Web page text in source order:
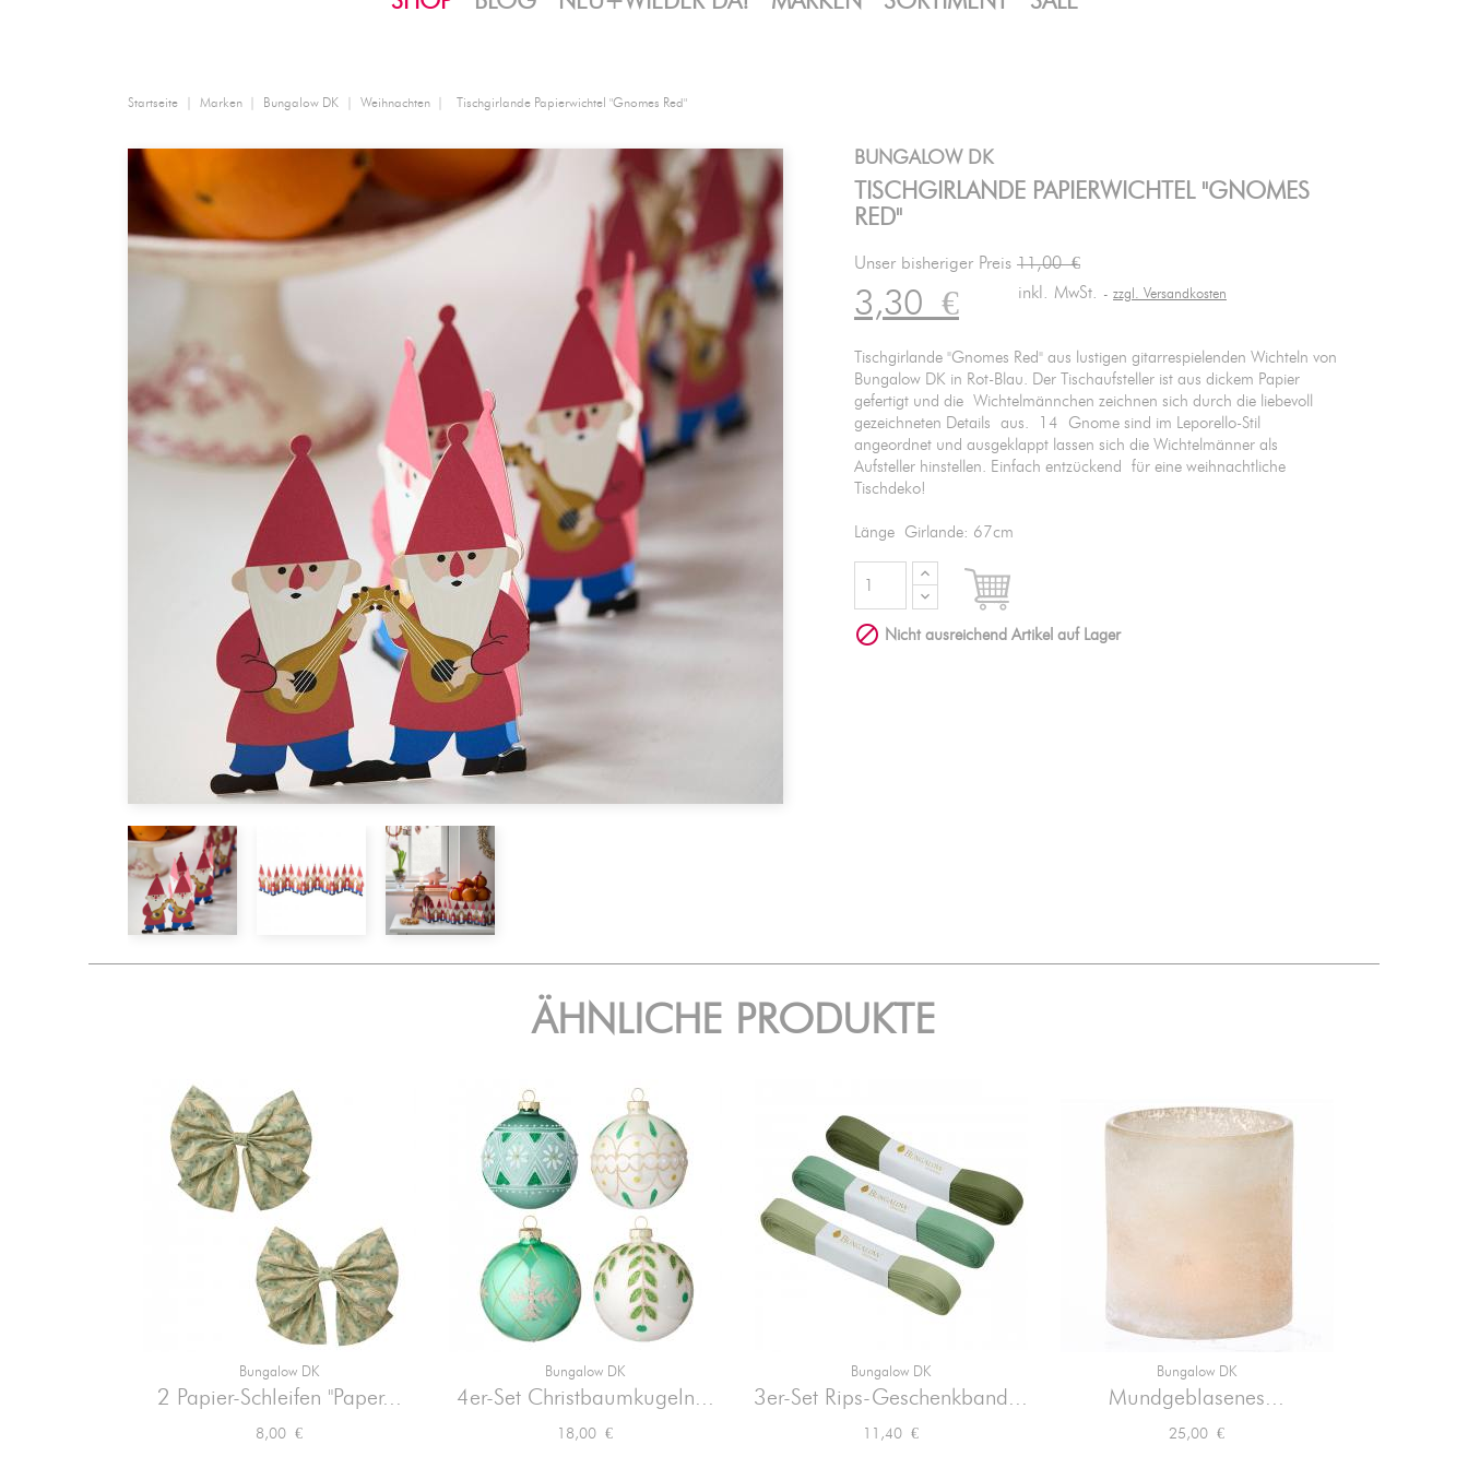
Startseite Marken Bungalow DK Weihnachten Tischgirlande Papierwichtel "Gnomes Red"
BUNGALOW DK
TISCHGIRLANDE PAPIERWICHTEL "GNOMES
RED"
Unser bisheriger Preis 11,00 €
3,30€ inkl. MwSt. zzgl. Versandkosten
Tischgirlande "Gnomes Red" aus lustigen gitarrespielenden Wichteln von
Bungalow DK in Rot-Blau. Der Tischaufsteller ist aus dickem Papier
gefertigt und die Wichtelmännchen zeichnen sich durch die liebevoll
gezeichneten Details aus. 14 Gnome sind im Leporello-Stil
angeordnet und ausgeklappt lassen sich die Wichtelmänner als
Aufsteller hinstellen. Einfach entzückend für eine weihnachtliche
Tischdeko!
Länge Girlande: 67cm

 Nicht ausreichend Artikel auf Lager
ÄHNLICHE PRODUKTE
Bungalow DK
2 Papier-Schleifen "Paper...
Preis
8,00 €
Vorschau
Bungalow DK
4er-Set Christbaumkugeln...
Preis
18,00 €
Vorschau
Bungalow DK
3er-Set Rips-Geschenkband...
Preis
11,40 €
 Vorschau
Bungalow DK
Mundgeblasenes...
Preis
25,00 €
 Vorschau